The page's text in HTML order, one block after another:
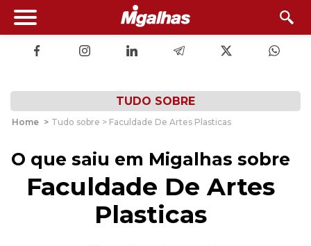
TUDO SOBRE
Home > Tudo sobre > Faculdade De Artes Plasticas
O que saiu em Migalhas sobre
Faculdade De Artes
Plasticas